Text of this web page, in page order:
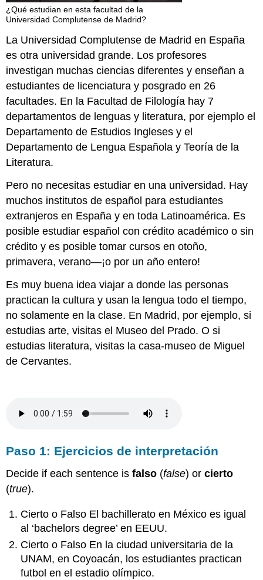
¿Qué estudian en esta facultad de la
Universidad Complutense de Madrid?
La Universidad Complutense de Madrid en España
es otra universidad grande. Los profesores
investigan muchas ciencias diferentes y enseñan a
estudiantes de licenciatura y posgrado en 26
facultades. En la Facultad de Filología hay 7
departamentos de lenguas y literatura, por ejemplo el
Departamento de Estudios Ingleses y el
Departamento de Lengua Española y Teoría de la
Literatura.
Pero no necesitas estudiar en una universidad. Hay
muchos institutos de español para estudiantes
extranjeros en España y en toda Latinoamérica. Es
posible estudiar español con crédito académico o sin
crédito y es posible tomar cursos en otoño,
primavera, verano—¡o por un año entero!
Es muy buena idea viajar a donde las personas
practican la cultura y usan la lengua todo el tiempo,
no solamente en la clase. En Madrid, por ejemplo, si
estudias arte, visitas el Museo del Prado. O si
estudias literatura, visitas la casa-museo de Miguel
de Cervantes.
Paso 1: Ejercicios de interpretación
Decide if each sentence isfalso (false) orcierto
(true).
Cierto o Falso El bachillerato en México es igual
al ‘bachelors degree’ en EEUU.
Cierto o Falso En la ciudad universitaria de la
UNAM, en Coyoacán, los estudiantes practican
futbol en el estadio olímpico.